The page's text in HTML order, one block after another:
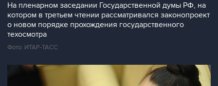
На пленарном заседании Государственной думы РФ, на
котором в третьем чтении рассматривался законопроект
о новом порядке прохождения государственного
техосмотра
Фото: ИТАР-ТАСС